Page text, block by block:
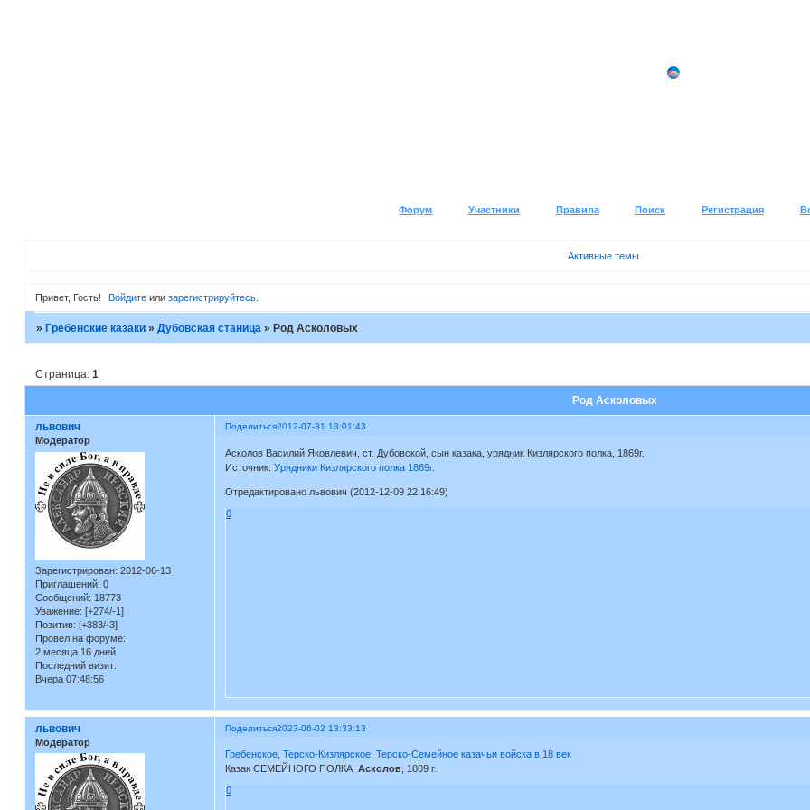
Форум Участники Правила Поиск Регистрация
Активные темы
Привет, Гость! Войдите илизарегистрируйтесь
» Гребенские казаки » Дубовская станица » Род Асколовых
Род Асколовых
Страница: 1
Поделиться2012-07-31 13:01:43
львович
Модератор
Зарегистрирован: 2012-06-13
Приглашений: 0
Сообщений: 18773
Уважение: [+274/-1]
Позитив: [+383/-3]
Провел на форуме:
2 месяца 16 дней
Последний визит:
Вчера 07:48:56
Асколов Василий Яковлевич, ст. Дубовской, сын казака, урядник Кизлярского полка, 1869г.
Источник: Урядники Кизлярского полка 1869г.
Отредактировано львович (2012-12-09 22:16:49)
0
Поделиться2023-06-02 13:33:13
львович
Модератор
Гребенское, Терско-Кизлярское, Терско-Семейное казачьи войска в 18 век
Казак СЕМЕЙНОГО ПОЛКА Асколов, 1809 г.
0